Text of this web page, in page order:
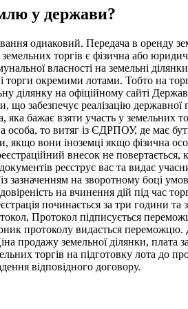
у держави?
однаковий. Передача в оренду
торгів є фізична або
власності на земельні
окремими лотами. Тобто на
на офіційному сайті
забезпечує реалізацію
яка бажає взяти участь у
то витяг із ЄДРПОУ, де має
вони іноземці якщо фізична
внесок не
реєструє вас та видає
зазначенням на зворотному боці
на вчинення дій під час
починається за три години та
Протокол підписується
протоколу видається переможцю.
продажу земельної ділянки,
торгів на підготовку лота до
відповідного договору.